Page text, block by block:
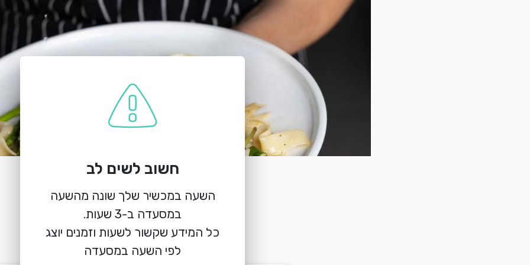
הזמנת מקום
ביתא קפה צמרות
הצמרות 2, הרצליה
חשוב לשים לב
השעה במכשיר שלך שונה מהשעה
כל המידע שקשור לשעות וזמנים יוצג
לפי השעה במסעדה